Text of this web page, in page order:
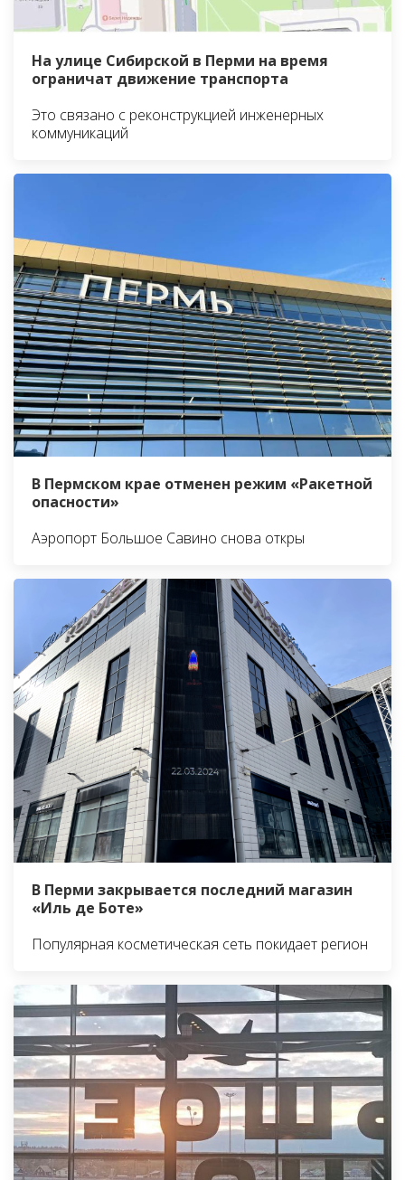
На улице Сибирской в Перми на время
ограничат движение транспорта
Это связано с реконструкцией инженерных
коммуникаций
В Пермском крае отменен режим «Ракетной
опасности»
Аэропорт Большое Савино снова откры
В Перми закрывается последний магазин
«Иль де Боте»
Популярная косметическая сеть покидает регион